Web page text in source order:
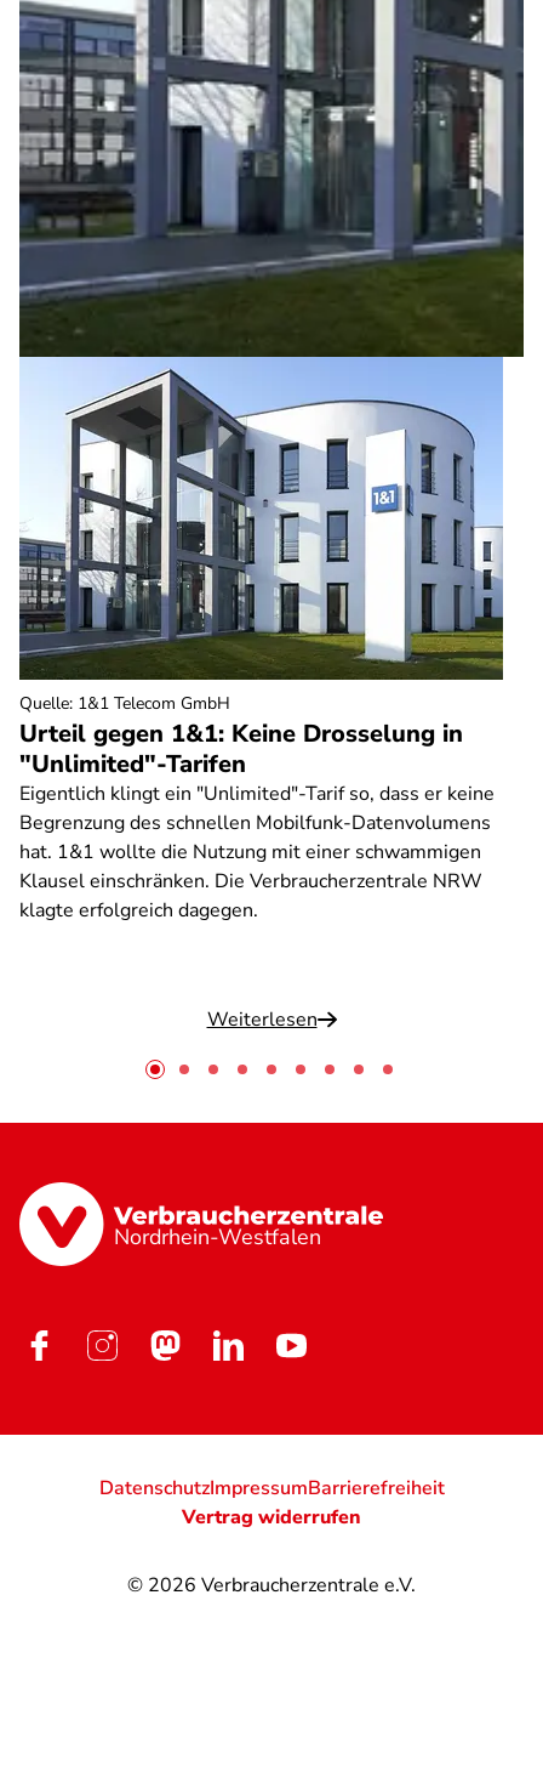
Urteil gegen 1&1: Keine Drosselung in
"Unlimited"-Tarifen
Eigentlich klingt ein "Unlimited"-Tarif so, dass er keine
Begrenzung des schnellen Mobilfunk-Datenvolumens
hat. 1&1 wollte die Nutzung mit einer schwammigen
Klausel einschränken. Die Verbraucherzentrale NRW
klagte erfolgreich dagegen.
Weiterlesen
Quelle: 1&1 Telecom GmbH
Nordrhein-Westfalen
© 2026 Verbraucherzentrale e.V.
DatenschutzImpressumBarrierefreiheit
Vertrag widerrufen